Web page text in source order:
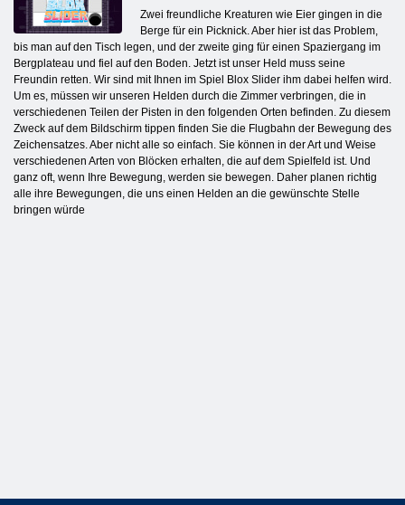
Zwei freundliche Kreaturen wie Eier gingen in die
Berge für ein Picknick. Aber hier ist das Problem,
bis man auf den Tisch legen, und der zweite ging für einen Spaziergang im
Bergplateau und fiel auf den Boden. Jetzt ist unser Held muss seine
Freundin retten. Wir sind mit Ihnen im Spiel Blox Slider ihm dabei helfen wird.
Um es, müssen wir unseren Helden durch die Zimmer verbringen, die in
verschiedenen Teilen der Pisten in den folgenden Orten befinden. Zu diesem
Zweck auf dem Bildschirm tippen finden Sie die Flugbahn der Bewegung des
Zeichensatzes. Aber nicht alle so einfach. Sie können in der Art und Weise
verschiedenen Arten von Blöcken erhalten, die auf dem Spielfeld ist. Und
ganz oft, wenn Ihre Bewegung, werden sie bewegen. Daher planen richtig
alle ihre Bewegungen, die uns einen Helden an die gewünschte Stelle
bringen würde